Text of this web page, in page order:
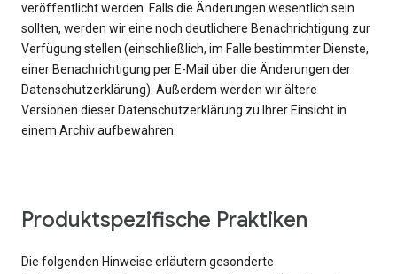
veröffentlicht werden. Falls die Änderungen wesentlich sein
sollten, werden wir eine noch deutlichere Benachrichtigung zur
Verfügung stellen (einschließlich, im Falle bestimmter Dienste,
einer Benachrichtigung per E-Mail über die Änderungen der
Datenschutzerklärung). Außerdem werden wir ältere
Versionen dieser Datenschutzerklärung zu Ihrer Einsicht in
einem Archiv aufbewahren.
Produktspezifische Praktiken
Die folgenden Hinweise erläutern gesonderte